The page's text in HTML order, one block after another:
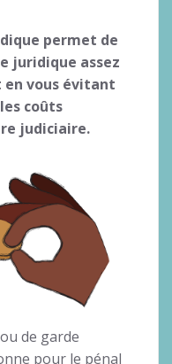
permet de
juridique assez
vous évitant
les coûts
judiciaire.
de garde
pour le pénal